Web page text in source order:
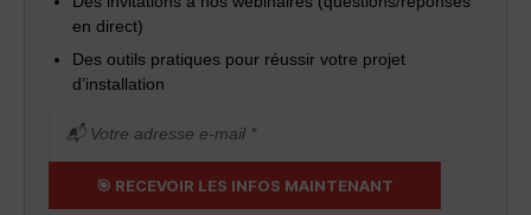
en direct)
Des outils pratiques pour réussir votre projet
d’installation